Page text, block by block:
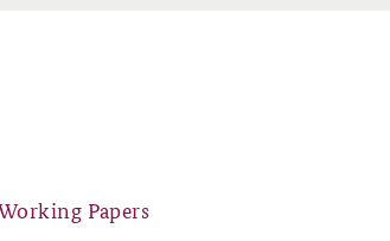
Papers